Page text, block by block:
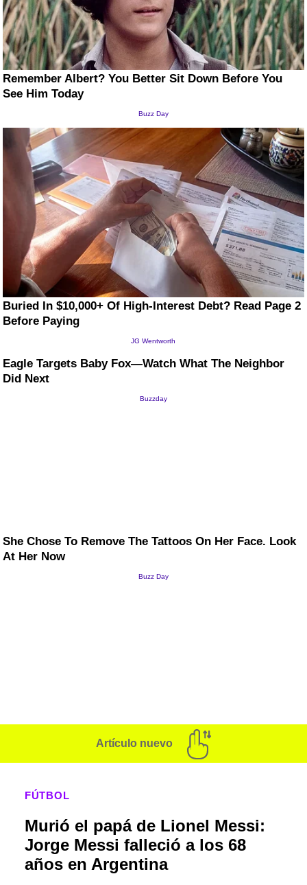
Artículo nuevo
FÚTBOL
Murió el papá de Lionel Messi:
Jorge Messi falleció a los 68
años en Argentina